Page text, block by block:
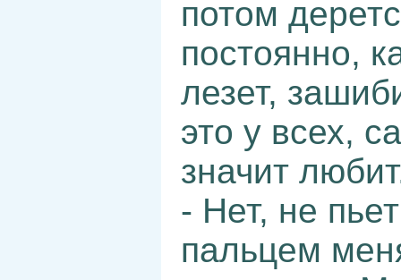
потом
постоянно,
лезет,
это у всех,
значит
- Нет, не
пальцем